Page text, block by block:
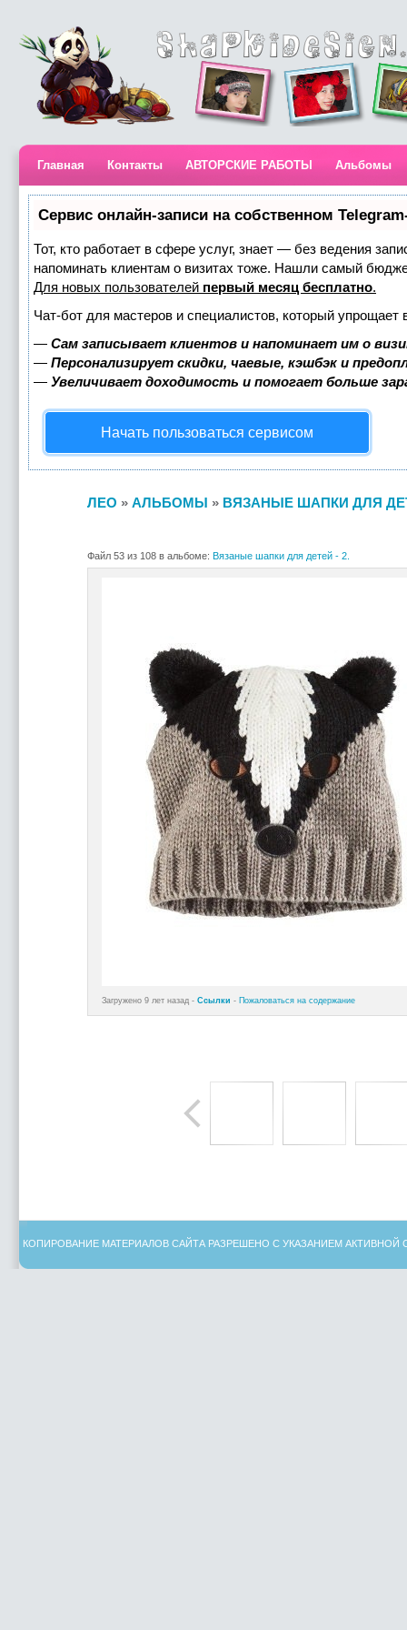
Главная Контакты АВТОРСКИЕ РАБОТЫ Альбомы
Сервис онлайн-записи на собственном
Тот, кто работает в сфере услуг, знает — без ведения
напоминать клиентам о визитах тоже. Нашли самый
Для новых пользователей первый месяц бесплатно.
Чат-бот для мастеров и специалистов, который упрощает
— Сам записывает клиентов и напоминает им о
— Персонализирует скидки, чаевые, кэшбэк и
— Увеличивает доходимость и помогает больше
Начать пользоваться сервисом
ЛЕО » АЛЬБОМЫ » ВЯЗАНЫЕ ШАПКИ ДЛЯ
Файл 53 из 108 в альбоме: Вязаные шапки для детей - 2.
Загружено 9 лет назад - Ссылки - Пожаловаться на содержание
КОПИРОВАНИЕ МАТЕРИАЛОВ САЙТА РАЗРЕШЕНО С УКАЗАНИЕМ АКТИВНОЙ